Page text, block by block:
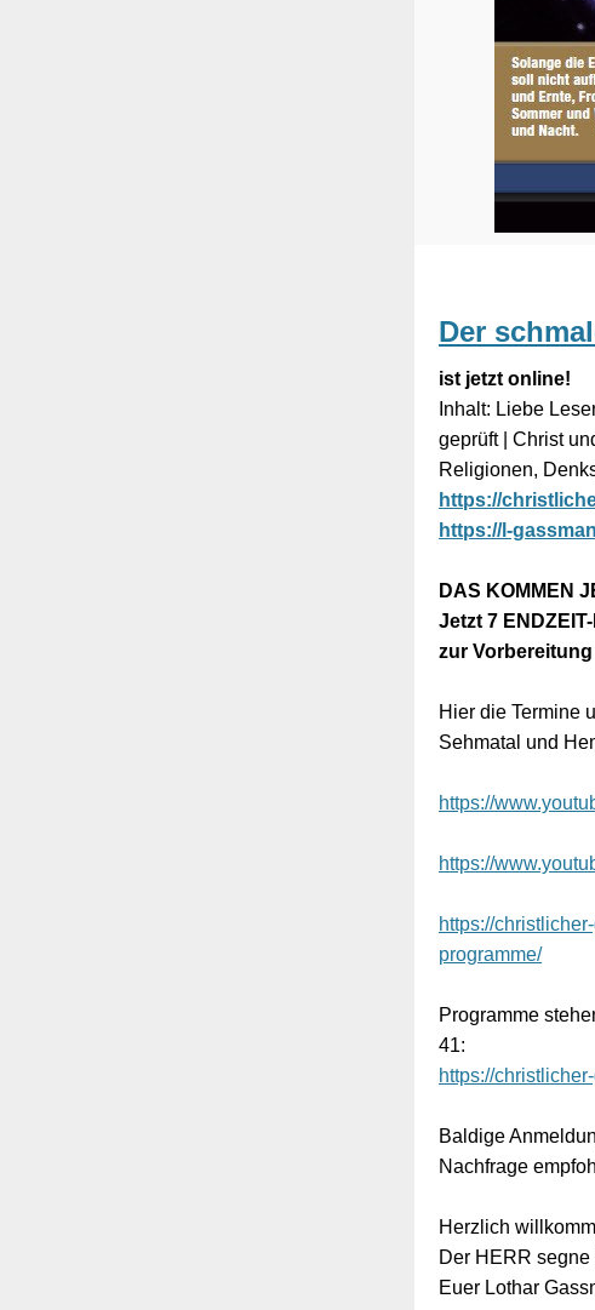
Der
ist jetzt online!
Inhalt: Liebe
geprüft | Christ
Religionen,
https://
https://l-
DAS KOMMEN
Jetzt 7
zur
Hier die Termine
Sehmatal und
https://
https://
https://
programme/
Programme
41:
https://
Baldige
Nachfrage
Herzlich
Der HERR segne
Euer Lothar